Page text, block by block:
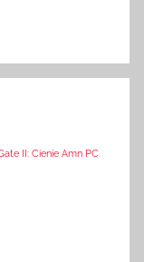
II: Cienie Amn PC